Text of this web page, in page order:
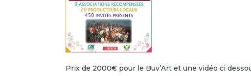
Prix de 2000€ pour le Buv’Art et une vidéo ci